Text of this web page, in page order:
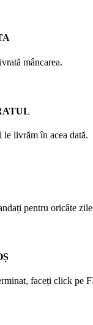
mâncarea.
le livrăm în acea dată.
pentru oricâte
faceți click